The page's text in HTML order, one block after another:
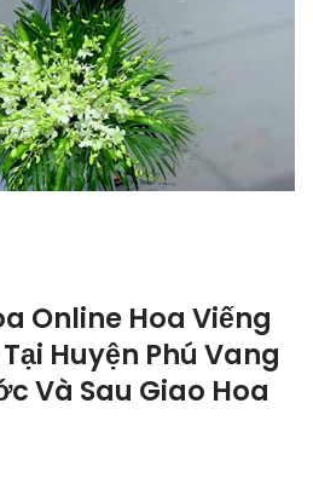
Online Hoa Viếng
Huyện Phú Vang
Và Sau Giao Hoa